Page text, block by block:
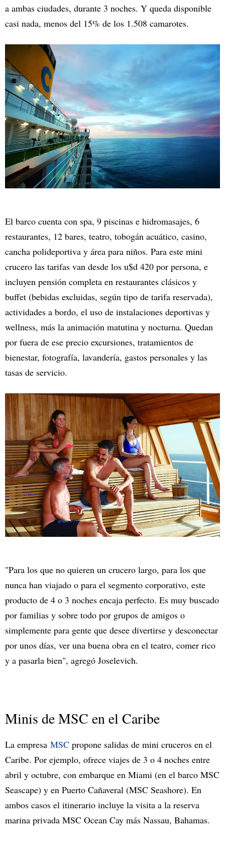
a ambas ciudades, durante 3 noches. Y queda disponible
casi nada, menos del 15% de los 1.508 camarotes.
El barco cuenta con spa, 9 piscinas e hidromasajes, 6
restaurantes, 12 bares, teatro, tobogán acuático, casino,
cancha polideportiva y área para niños. Para este mini
crucero las tarifas van desde los u$d 420 por persona, e
incluyen pensión completa en restaurantes clásicos y
buffet (bebidas excluidas, según tipo de tarifa reservada),
actividades a bordo, el uso de instalaciones deportivas y
wellness, más la animación matutina y nocturna. Quedan
por fuera de ese precio excursiones, tratamientos de
bienestar, fotografía, lavandería, gastos personales y las
tasas de servicio.
"Para los que no quieren un crucero largo, para los que
nunca han viajado o para el segmento corporativo, este
producto de 4 o 3 noches encaja perfecto. Es muy buscado
por familias y sobre todo por grupos de amigos o
simplemente para gente que desee divertirse y desconectar
por unos días, ver una buena obra en el teatro, comer rico
y a pasarla bien", agregó Joselevich.
Minis de MSC en el Caribe
La empresa MSC propone salidas de mini cruceros en el
Caribe. Por ejemplo, ofrece viajes de 3 o 4 noches entre
abril y octubre, con embarque en Miami (en el barco MSC
Seascape) y en Puerto Cañaveral (MSC Seashore). En
ambos casos el itinerario incluye la visita a la reserva
marina privada MSC Ocean Cay más Nassau, Bahamas.